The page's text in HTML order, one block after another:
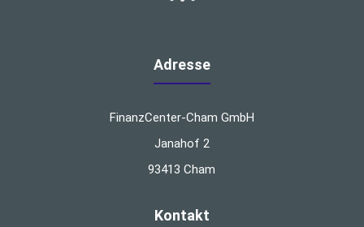
Adresse
FinanzCenter-Cham GmbH
Janahof 2
93413 Cham
Kontakt